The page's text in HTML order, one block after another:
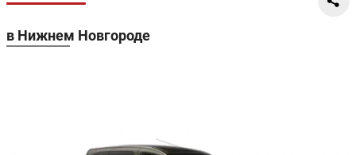
в Нижнем Новгороде